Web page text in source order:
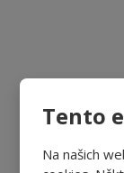
Tento
Na našich